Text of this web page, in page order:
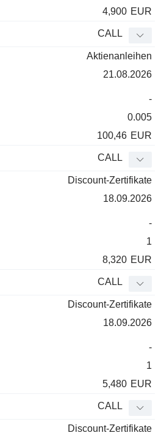
4,900 EUR
CALL
Aktienanleihen
21.08.2026
-
0.005
100,46 EUR
CALL
Discount-Zertifikate
18.09.2026
-
1
8,320 EUR
CALL
Discount-Zertifikate
18.09.2026
-
1
5,480 EUR
CALL
Discount-Zertifikate